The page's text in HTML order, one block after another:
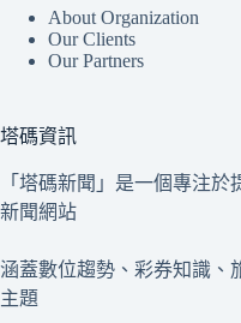
About Organization
Our Clients
Our Partners
塔碼資訊
「塔碼新聞」是一個專注
新聞網站
涵蓋數位趨勢、彩券知識、
主題